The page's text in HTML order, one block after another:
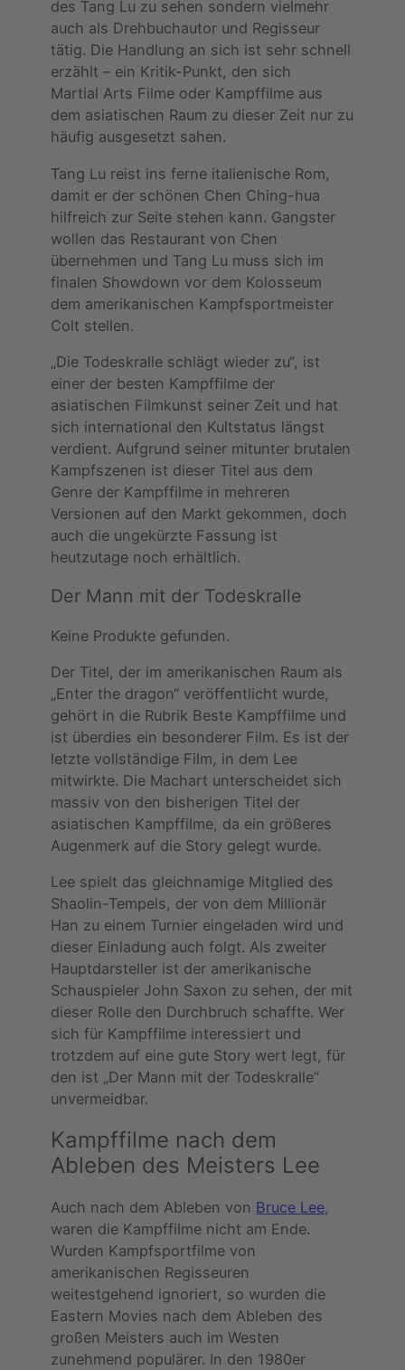
des Tang Lu zu sehen sondern vielmehr
auch als Drehbuchautor und Regisseur
tätig. Die Handlung an sich ist sehr schnell
erzählt – ein Kritik-Punkt, den sich
Martial Arts Filme oder Kampffilme aus
dem asiatischen Raum zu dieser Zeit nur zu
häufig ausgesetzt sahen.
Tang Lu reist ins ferne italienische Rom,
damit er der schönen Chen Ching-hua
hilfreich zur Seite stehen kann. Gangster
wollen das Restaurant von Chen
übernehmen und Tang Lu muss sich im
finalen Showdown vor dem Kolosseum
dem amerikanischen Kampfsportmeister
Colt stellen.
„Die Todeskralle schlägt wieder zu“, ist
einer der besten Kampffilme der
asiatischen Filmkunst seiner Zeit und hat
sich international den Kultstatus längst
verdient. Aufgrund seiner mitunter brutalen
Kampfszenen ist dieser Titel aus dem
Genre der Kampffilme in mehreren
Versionen auf den Markt gekommen, doch
auch die ungekürzte Fassung ist
heutzutage noch erhältlich.
Der Mann mit der Todeskralle
Keine Produkte gefunden.
Der Titel, der im amerikanischen Raum als
„Enter the dragon“ veröffentlicht wurde,
gehört in die Rubrik Beste Kampffilme und
ist überdies ein besonderer Film. Es ist der
letzte vollständige Film, in dem Lee
mitwirkte. Die Machart unterscheidet sich
massiv von den bisherigen Titel der
asiatischen Kampffilme, da ein größeres
Augenmerk auf die Story gelegt wurde.
Lee spielt das gleichnamige Mitglied des
Shaolin-Tempels, der von dem Millionär
Han zu einem Turnier eingeladen wird und
dieser Einladung auch folgt. Als zweiter
Hauptdarsteller ist der amerikanische
Schauspieler John Saxon zu sehen, der mit
dieser Rolle den Durchbruch schaffte. Wer
sich für Kampffilme interessiert und
trotzdem auf eine gute Story wert legt, für
den ist „Der Mann mit der Todeskralle“
unvermeidbar.
Kampffilme nach dem
Ableben des Meisters Lee
Auch nach dem Ableben von Bruce Lee,
waren die Kampffilme nicht am Ende.
Wurden Kampfsportfilme von
amerikanischen Regisseuren
weitestgehend ignoriert, so wurden die
Eastern Movies nach dem Ableben des
großen Meisters auch im Westen
zunehmend populärer. In den 1980er